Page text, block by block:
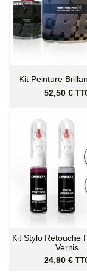
Kit Peinture
Prix
52,50 €
Kit Stylo Retouche
Vernis
Prix
24,90 €